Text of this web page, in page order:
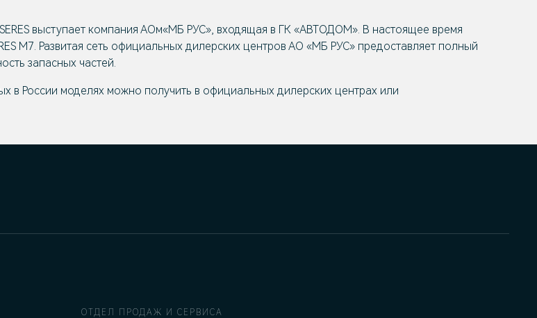
выступает компания АОм«МБ РУС», входящая в ГК «АВТОДОМ». В настоящее время
М7. Развитая сеть официальных дилерских центров АО «МБ РУС» предоставляет полный
запасных частей.
в России моделях можно получить в официальных дилерских центрах или
ОТДЕЛ ПРОДАЖ И СЕРВИСА